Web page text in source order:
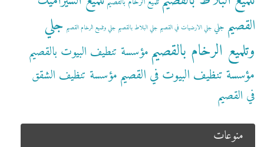
القصيم جلي جلي الارضيات في القصيم جلي البلاط بالقصيم جلي وتلميع الرخام القصيم جلي
وتلميع الرخام بالقصيممؤسسة تنطيف البيوت بالقصيم
مؤسسة تنظيف البيوت في القصيممؤسسة تنظيف الشقق
في القصيم
منوعات